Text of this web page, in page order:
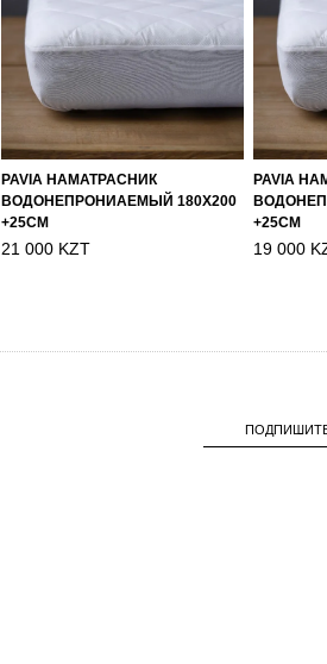
PAVIA НАМАТРАСНИК
ВОДОНЕПРОНИАЕМЫЙ 180Х200
+25СМ
21 000 KZT
PAVIA
+25СМ
19 000